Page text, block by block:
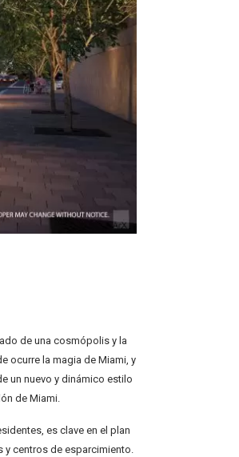
de una cosmópolis y la
ocurre la magia de Miami, y
un nuevo y dinámico estilo
de Miami.
es clave en el plan
y centros de esparcimiento.